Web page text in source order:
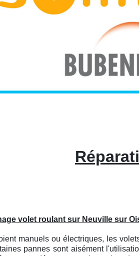
volet roulant sur Neuville sur
manuels ou électriques, les
pannes sont aisément